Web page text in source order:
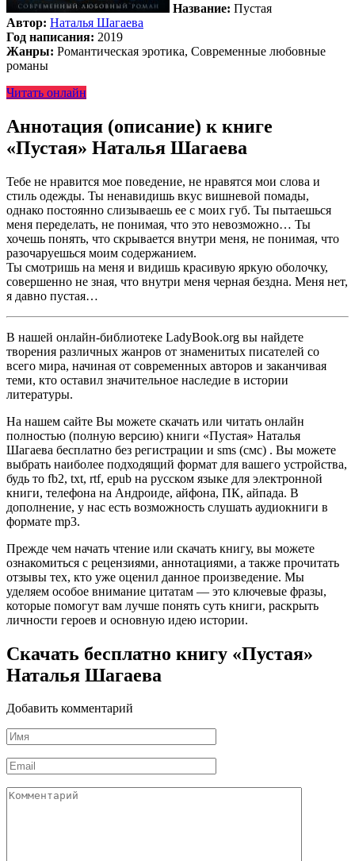
Название: Пустая
Автор: Наталья Шагаева
Год написания: 2019
Жанры: Романтическая эротика, Современные любовные
романы
Читать онлайн
Аннотация (описание) к книге
«Пустая» Наталья Шагаева
Тебе не нравится мое поведение, не нравятся мои слова и
стиль одежды. Ты ненавидишь вкус вишневой помады,
однако постоянно слизываешь ее с моих губ. Ты пытаешься
меня переделать, не понимая, что это невозможно… Ты
хочешь понять, что скрывается внутри меня, не понимая, что
разочаруешься моим содержанием.
Ты смотришь на меня и видишь красивую яркую оболочку,
совершенно не зная, что внутри меня черная бездна. Меня нет,
я давно пустая…
В нашей онлайн-библиотеке LadyBook.org вы найдете
творения различных жанров от знаменитых писателей со
всего мира, начиная от современных авторов и заканчивая
теми, кто оставил значительное наследие в истории
литературы.
На нашем сайте Вы можете скачать или читать онлайн
полностью (полную версию) книги «Пустая» Наталья
Шагаева бесплатно без регистрации и sms (смс) . Вы можете
выбрать наиболее подходящий формат для вашего устройства,
будь то fb2, txt, rtf, epub на русском языке для электронной
книги, телефона на Андроиде, айфона, ПК, айпада. В
дополнение, у нас есть возможность слушать аудиокниги в
формате mp3.
Прежде чем начать чтение или скачать книгу, вы можете
ознакомиться с рецензиями, аннотациями, а также прочитать
отзывы тех, кто уже оценил данное произведение. Мы
уделяем особое внимание цитатам — это ключевые фразы,
которые помогут вам лучше понять суть книги, раскрыть
личности героев и основную идею истории.
Скачать бесплатно книгу «Пустая»
Наталья Шагаева
Добавить комментарий
Имя
*
Email
*
Комментарий